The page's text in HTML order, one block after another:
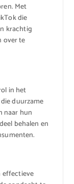
Met
die
krachtig
over te
in het
duurzame
naar hun
behalen en
effectieve